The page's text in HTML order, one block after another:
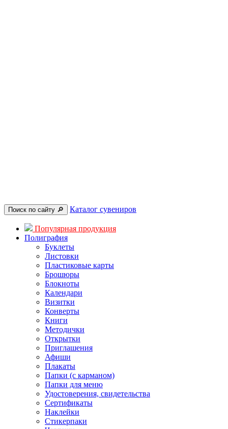
Поиск по сайту 🔎︎ Каталог сувениров
Популярная продукция
Полиграфия
Буклеты
Листовки
Пластиковые карты
Брошюры
Блокноты
Календари
Визитки
Конверты
Книги
Методички
Открытки
Приглашения
Афиши
Плакаты
Папки (с карманом)
Папки для меню
Удостоверения, свидетельства
Сертификаты
Наклейки
Стикерпаки